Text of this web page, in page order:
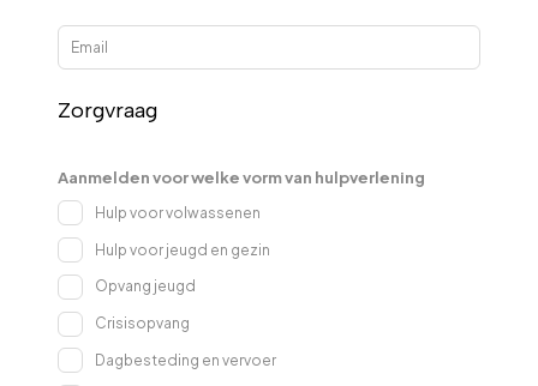
Zorgvraag
Aanmelden voor welke vorm van hulpverlening
Hulp voor volwassenen
Hulp voor jeugd en gezin
Opvang jeugd
Crisisopvang
Dagbesteding en vervoer